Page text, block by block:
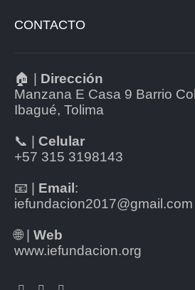
CONTACTO
🏠 | Dirección
Manzana E Casa 9 Barrio
Ibagué, Tolima
📞 | Celular
+57 315 3198143
📧 | Email :
iefundacion2017@gmail.com
🌐 | Web
www.iefundacion.org